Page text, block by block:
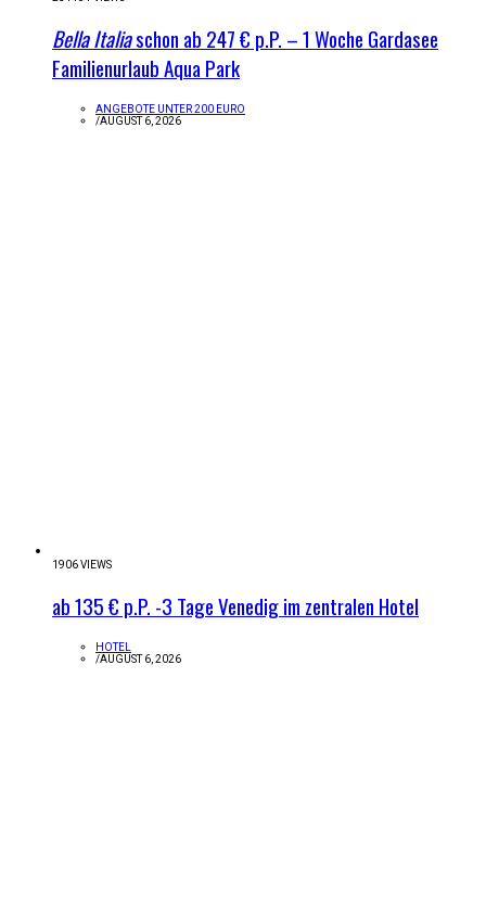
Bella Italiaschon ab 247 € p.P. – 1 Woche Gardasee
Familienurlaub Aqua Park
ANGEBOTE UNTER 200 EURO
/AUGUST 6, 2026
1906 VIEWS
ab 135 € p.P. -3 Tage Venedig im zentralen Hotel
HOTEL
/AUGUST 6, 2026